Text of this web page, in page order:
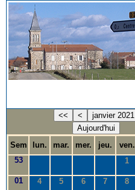
<< <
janvier 2021
Aujourd'hui
Sem
lun. mar. mer. jeu. ven.
53
1
01 4 5 6 7 8